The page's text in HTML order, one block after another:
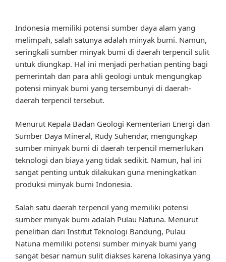
Indonesia memiliki potensi sumber daya alam yang
melimpah, salah satunya adalah minyak bumi. Namun,
seringkali sumber minyak bumi di daerah terpencil sulit
untuk diungkap. Hal ini menjadi perhatian penting bagi
pemerintah dan para ahli geologi untuk mengungkap
potensi minyak bumi yang tersembunyi di daerah-
daerah terpencil tersebut.
Menurut Kepala Badan Geologi Kementerian Energi dan
Sumber Daya Mineral, Rudy Suhendar, mengungkap
sumber minyak bumi di daerah terpencil memerlukan
teknologi dan biaya yang tidak sedikit. Namun, hal ini
sangat penting untuk dilakukan guna meningkatkan
produksi minyak bumi Indonesia.
Salah satu daerah terpencil yang memiliki potensi
sumber minyak bumi adalah Pulau Natuna. Menurut
penelitian dari Institut Teknologi Bandung, Pulau
Natuna memiliki potensi sumber minyak bumi yang
sangat besar namun sulit diakses karena lokasinya yang